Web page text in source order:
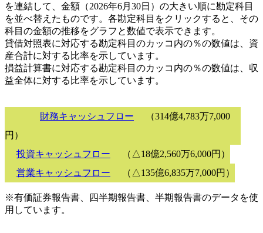
を連結して、金額（2026年6月30日）の大きい順に勘定科目
を並べ替えたものです。各勘定科目をクリックすると、その
科目の金額の推移をグラフと数値で表示できます。
貸借対照表に対応する勘定科目のカッコ内の％の数値は、資
産合計に対する比率を示しています。
損益計算書に対応する勘定科目のカッコ内の％の数値は、収
益全体に対する比率を示しています。
財務キャッシュフロー
（314億4,783万7,000
円）
投資キャッシュフロー
（△18億2,560万6,000円）
営業キャッシュフロー
（△135億6,835万7,000円）
※有価証券報告書、四半期報告書、半期報告書のデータを使
用しています。